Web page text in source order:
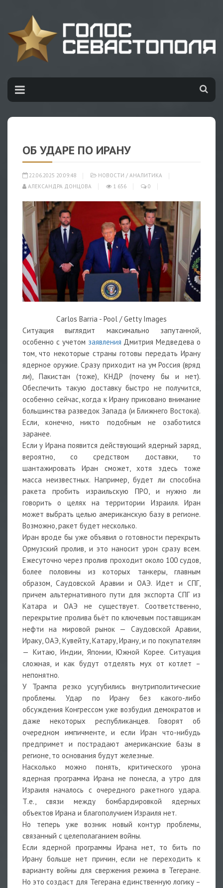
ОБ УДАРЕ ПО ИРАНУ
22.06.2025 20:09:48 НОВОСТИ / АНАЛИТИКА
АЛЕКСАНДРА ДОНЦОВА
1 656 0
Carlos Barria - Pool / Getty Images
Ситуация выглядит максимально запутанной,
особенно с учетом заявления Дмитрия Медведева о
том, что некоторые страны готовы передать Ирану
ядерное оружие. Сразу приходит на ум Россия (вряд
ли), Пакистан (тоже), КНДР (почему бы и нет).
Обеспечить такую доставку быстро не получится,
особенно сейчас, когда к Ирану приковано внимание
большинства разведок Запада (и Ближнего Востока).
Если, конечно, никто подобным не озаботился
заранее.
Если у Ирана появится действующий ядерный заряд,
вероятно, со средством доставки, то
шантажировать Иран сможет, хотя здесь тоже
масса неизвестных. Например, будет ли способна
ракета пробить израильскую ПРО, и нужно ли
говорить о целях на территории Израиля. Иран
может выбрать целью американскую базу в регионе.
Возможно, ракет будет несколько.
Иран вроде бы уже объявил о готовности перекрыть
Ормузский пролив, и это наносит урон сразу всем.
Ежесуточно через пролив проходит около 100 судов,
более половины из которых танкеры, главным
образом, Саудовской Аравии и ОАЭ. Идет и СПГ,
причем альтернативного пути для экспорта СПГ из
Катара и ОАЭ не существует. Соответственно,
перекрытие пролива бьёт по ключевым поставщикам
нефти на мировой рынок — Саудовской Аравии,
Ираку, ОАЭ, Кувейту, Катару, Ирану, и по покупателям
— Китаю, Индии, Японии, Южной Корее. Ситуация
сложная, и как будут отделять мух от котлет –
непонятно.
У Трампа резко усугубились внутриполитические
проблемы. Удар по Ирану без какого-либо
обсуждения Конгрессом уже возбудил демократов и
даже некоторых республиканцев. Говорят об
очередном импичменте, и если Иран что-нибудь
предпримет и пострадают американские базы в
регионе, то основания будут железные.
Насколько можно понять, критического урона
ядерная программа Ирана не понесла, а утро для
Израиля началось с очередного ракетного удара.
Т.е., связи между бомбардировкой ядерных
объектов Ирана и благополучием Израиля нет.
Но теперь уже возник новый контур проблемы,
связанный с целеполаганием войны.
Если ядерной программы Ирана нет, то бить по
Ирану больше нет причин, если не переходить к
варианту войны для свержения режима в Тегеране.
Но это создаст для Тегерана единственную логику –